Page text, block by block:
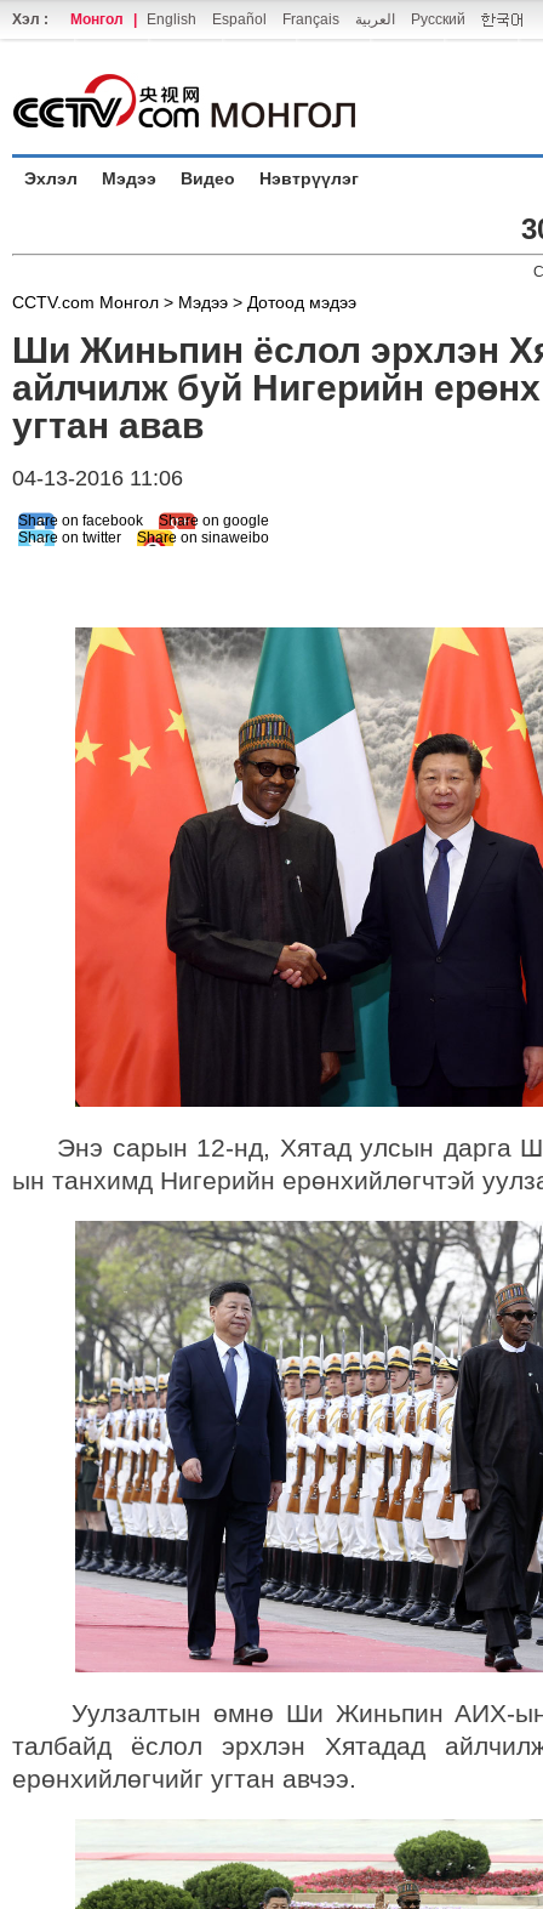
Хэл : Монгол English Español Français العربية Русский
Эхлэл Мэдээ Видео Нэвтрүүлэг
CCTV.com Монгол > Мэдээ > Дотоод мэдээ
Ши Жиньпин ёслол эрхлэн
айлчилж буй Нигерийн
угтан авав
04-13-2016 11:06
Share on facebook
Share on google
Share on twitter
Share on sinaweibo
Энэ сарын 12-нд, Хятад улсын дарга
ын танхимд Нигерийн ерөнхийлөгчтэй
Уулзалтын өмнө Ши Жиньпин АИХ-ын
талбайд ёслол эрхлэн Хятадад
ерөнхийлөгчийг угтан авчээ.